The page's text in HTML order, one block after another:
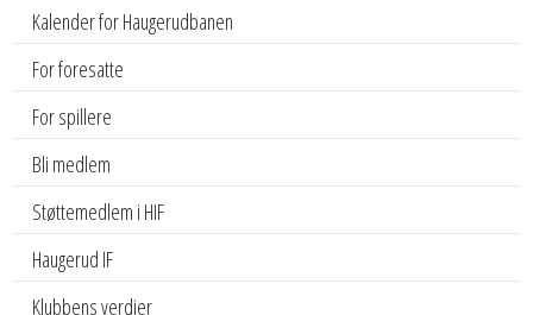
Kalender for Haugerudbanen
For foresatte
For spillere
Bli medlem
Støttemedlem i HIF
Haugerud IF
Klubbens verdier